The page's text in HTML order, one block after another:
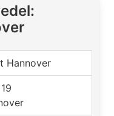
Hannover